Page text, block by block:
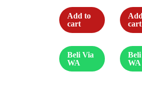
Partitur /
Music Book
Clipper Untuk
Buku Partitur
049-33
Add to
cart
Beli Via
WA
Guitar
Stool
049-31
cart
WA